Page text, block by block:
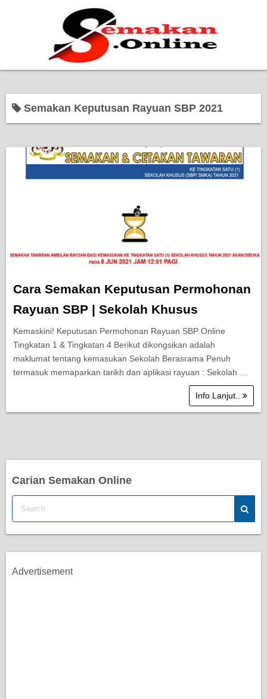
Bantuan Kerajaan
Semakan Keputusan Rayuan SBP 2021
Cara Semakan Keputusan Permohonan
Rayuan SBP | Sekolah Khusus
Kemaskini! Keputusan Permohonan Rayuan SBP Online
Tingkatan 1 & Tingkatan 4 Berikut dikongsikan adalah
maklumat tentang kemasukan Sekolah Berasrama Penuh
termasuk memaparkan tarikh dan aplikasi rayuan : Sekolah …
Info Lanjut..
Carian Semakan Online
Advertisement